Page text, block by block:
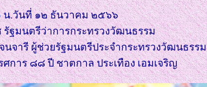
น.วันที่ ๑๒ ธันวาคม ๒๕๖๖
ฐมนตรีว่าการกระทรวงวัฒนธรรม
จารี ผู้ช่วยรัฐมนตรีประจำกระทรวงวัฒนธรรม
การ ๘๘ ปี ชาตกาล ประเทือง เอมเจริญ